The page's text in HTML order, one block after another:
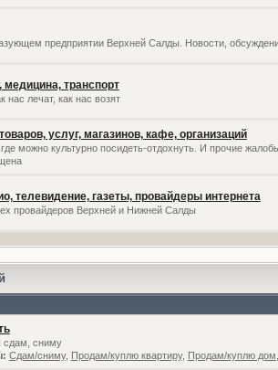
предприятии Верхней Салды. Новости,
медицина, транспорт
нас лечат, как нас возят
услуг, магазинов, кафе, организаций
где можно культурно посидеть-отдохнуть. И прочие
телевидение, газеты, провайдеры интернета
провайдеров Верхней и Нижней Салды
сдам, сниму
Сдам/сниму, Продам/куплю квартиру, Продам/куплю